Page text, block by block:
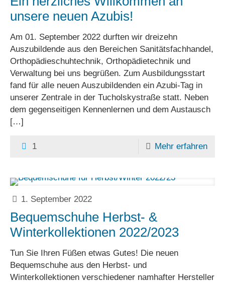
unsere neuen Azubis!
Am 01. September 2022 durften wir dreizehn
Auszubildende aus den Bereichen Sanitätsfachhandel,
Orthopädieschuhtechnik, Orthopädietechnik und
Verwaltung bei uns begrüßen. Zum Ausbildungsstart
fand für alle neuen Auszubildenden ein Azubi-Tag in
unserer Zentrale in der Tucholskystraße statt. Neben
dem gegenseitigen Kennenlernen und dem Austausch
[…]
1 Mehr erfahren
1. September 2022
Bequemschuhe Herbst- &
Winterkollektionen 2022/2023
Tun Sie Ihren Füßen etwas Gutes! Die neuen
Bequemschuhe aus den Herbst- und
Winterkollektionen verschiedener namhafter Hersteller